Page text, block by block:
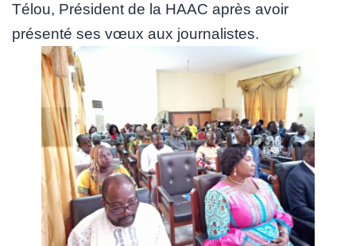
Télou, Président de la HAAC après avoir
présenté ses vœux aux journalistes.